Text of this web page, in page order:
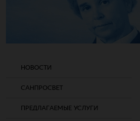
НОВОСТИ
САНПРОСВЕТ
ПРЕДЛАГАЕМЫЕ УСЛУГИ